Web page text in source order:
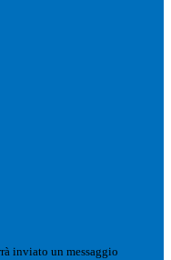
inviato un messaggio